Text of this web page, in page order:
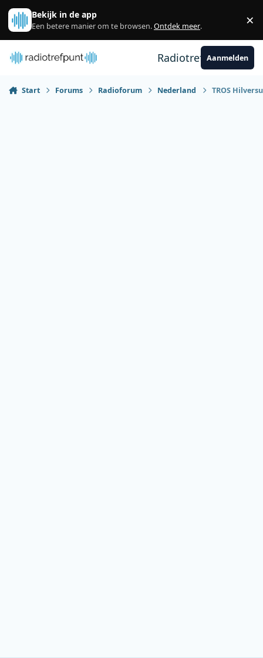
Spring naar bijdragen
Bekijk in de app
Een betere manier om te browsen.Ontdek meer. ×
RadiotrefpuntAanmelden
Start Forums Radioforum Nederland TROS